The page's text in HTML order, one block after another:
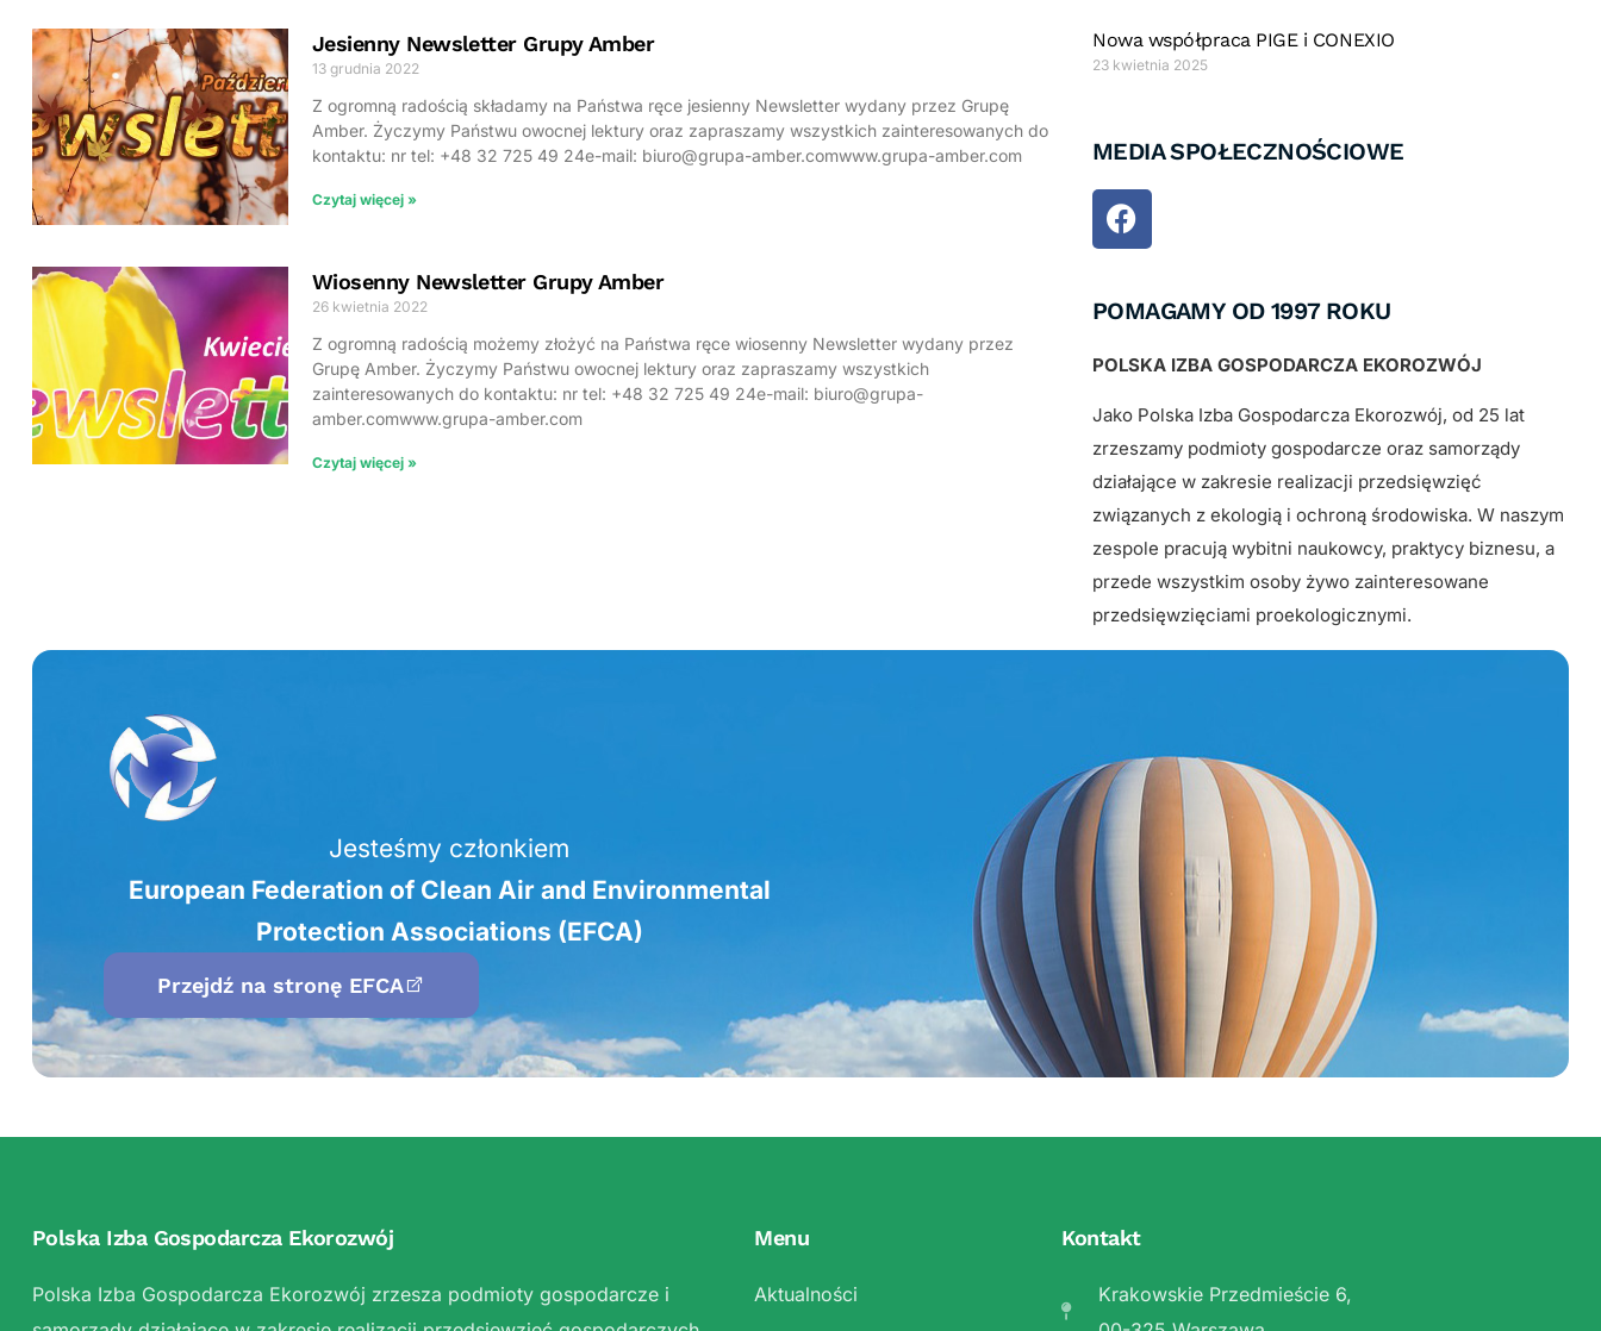
Jesienny Newsletter Grupy Amber
13 grudnia 2022
Z ogromną radością składamy na Państwa ręce jesienny Newsletter wydany przez Grupę
Amber. Życzymy Państwu owocnej lektury oraz zapraszamy wszystkich zainteresowanych do
kontaktu: nr tel: +48 32 725 49 24e-mail: biuro@grupa-amber.comwww.grupa-amber.com
Czytaj więcej »
Wiosenny Newsletter Grupy Amber
26 kwietnia 2022
Z ogromną radością możemy złożyć na Państwa ręce wiosenny Newsletter wydany przez
Grupę Amber. Życzymy Państwu owocnej lektury oraz zapraszamy wszystkich
zainteresowanych do kontaktu: nr tel: +48 32 725 49 24e-mail: biuro@grupa-
amber.comwww.grupa-amber.com
Czytaj więcej »
Nowa współpraca PIGE i CONEXIO
23 kwietnia 2025
MEDIA SPOŁECZNOŚCIOWE
POMAGAMY OD 1997 ROKU
POLSKA IZBA GOSPODARCZA EKOROZWÓJ
Jako Polska Izba Gospodarcza Ekorozwój, od 25 lat
zrzeszamy podmioty gospodarcze oraz samorządy
działające w zakresie realizacji przedsięwzięć
związanych z ekologią i ochroną środowiska. W naszym
zespole pracują wybitni naukowcy, praktycy biznesu, a
przede wszystkim osoby żywo zainteresowane
przedsięwzięciami proekologicznymi.
Jesteśmy członkiem
European Federation of Clean Air and Environmental
Protection Associations (EFCA)
Przejdź na stronę EFCA
Polska Izba Gospodarcza Ekorozwój
Polska Izba Gospodarcza Ekorozwój zrzesza podmioty gospodarcze i
Menu
Aktualności
Kontakt
Krakowskie Przedmieście 6,